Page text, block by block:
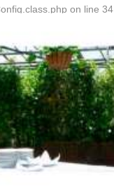
on line 34